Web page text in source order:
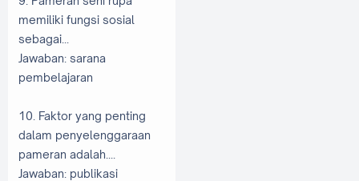
memiliki fungsi sosial
sebagai...
Jawaban: sarana
pembelajaran
10. Faktor yang penting
dalam penyelenggaraan
pameran adalah....
Jawaban: publikasi